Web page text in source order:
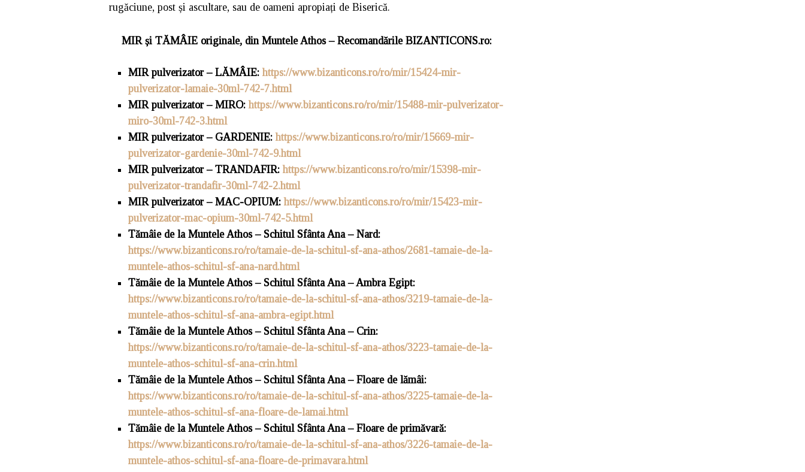
rugăciune, post și ascultare, sau de oameni apropiați de Biserică.
MIR și TĂMÂIE originale, din Muntele Athos – Recomandările BIZANTICONS.ro:
MIR pulverizator – LĂMÂIE: https://www.bizanticons.ro/ro/mir/15424-mir-
pulverizator-lamaie-30ml-742-7.html
MIR pulverizator – MIRO: https://www.bizanticons.ro/ro/mir/15488-mir-pulverizator-
miro-30ml-742-3.html
MIR pulverizator – GARDENIE: https://www.bizanticons.ro/ro/mir/15669-mir-
pulverizator-gardenie-30ml-742-9.html
MIR pulverizator – TRANDAFIR: https://www.bizanticons.ro/ro/mir/15398-mir-
pulverizator-trandafir-30ml-742-2.html
MIR pulverizator – MAC-OPIUM: https://www.bizanticons.ro/ro/mir/15423-mir-
pulverizator-mac-opium-30ml-742-5.html
Tămâie de la Muntele Athos – Schitul Sfânta Ana – Nard:
https://www.bizanticons.ro/ro/tamaie-de-la-schitul-sf-ana-athos/2681-tamaie-de-la-
muntele-athos-schitul-sf-ana-nard.html
Tămâie de la Muntele Athos – Schitul Sfânta Ana – Ambra Egipt:
https://www.bizanticons.ro/ro/tamaie-de-la-schitul-sf-ana-athos/3219-tamaie-de-la-
muntele-athos-schitul-sf-ana-ambra-egipt.html
Tămâie de la Muntele Athos – Schitul Sfânta Ana – Crin:
https://www.bizanticons.ro/ro/tamaie-de-la-schitul-sf-ana-athos/3223-tamaie-de-la-
muntele-athos-schitul-sf-ana-crin.html
Tămâie de la Muntele Athos – Schitul Sfânta Ana – Floare de lămâi:
https://www.bizanticons.ro/ro/tamaie-de-la-schitul-sf-ana-athos/3225-tamaie-de-la-
muntele-athos-schitul-sf-ana-floare-de-lamai.html
Tămâie de la Muntele Athos – Schitul Sfânta Ana – Floare de primăvară:
https://www.bizanticons.ro/ro/tamaie-de-la-schitul-sf-ana-athos/3226-tamaie-de-la-
muntele-athos-schitul-sf-ana-floare-de-primavara.html